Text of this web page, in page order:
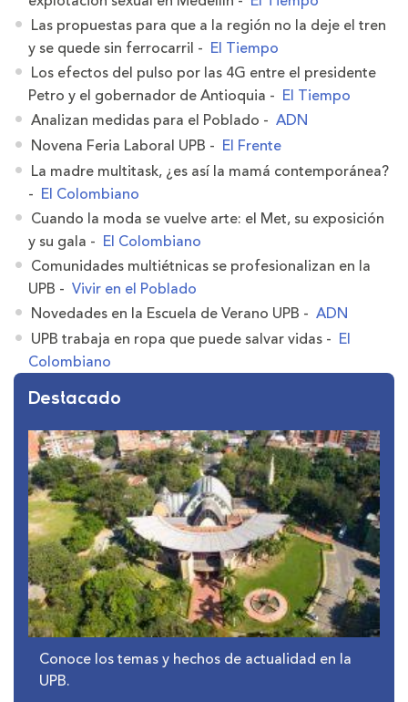
Las propuestas para que a la región no la deje el tren
y se quede sin ferrocarril - El Tiempo
Los efectos del pulso por las 4G entre el presidente
Petro y el gobernador de Antioquia - El Tiempo
Analizan medidas para el Poblado - ADN
Novena Feria Laboral UPB - El Frente
La madre multitask, ¿es así la mamá contemporánea?
- El Colombiano
Cuando la moda se vuelve arte: el Met, su exposición
y su gala - El Colombiano
Comunidades multiétnicas se profesionalizan en la
UPB - Vivir en el Poblado
Novedades en la Escuela de Verano UPB - ADN
UPB trabaja en ropa que puede salvar vidas - El
Colombiano
Destacado
Conoce los temas y hechos de actualidad en la
UPB.